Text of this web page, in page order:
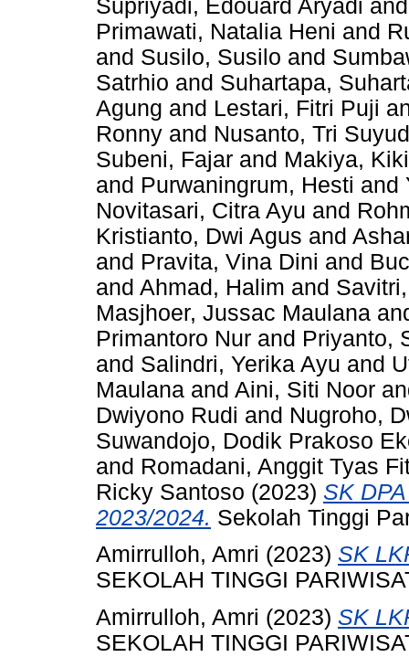
Supriyadi, Edouard Aryadi
Primawati, Natalia Heni and
and Susilo, Susilo and
Satrhio and Suhartapa,
Agung and Lestari, Fitri Puji
Ronny and Nusanto, Tri Suyud
Subeni, Fajar and Makiya,
and Purwaningrum, Hesti and
Novitasari, Citra Ayu and
Kristianto, Dwi Agus and
and Pravita, Vina Dini and
and Ahmad, Halim and
Masjhoer, Jussac Maulana
Primantoro Nur and Priyanto,
and Salindri, Yerika Ayu and
Maulana and Aini, Siti Noor
Dwiyono Rudi and Nugroho,
Suwandojo, Dodik Prakoso
and Romadani, Anggit Tyas
Ricky Santoso (2023) SK
2023/2024. Sekolah Tinggi
Amirrulloh, Amri (2023) SK
SEKOLAH TINGGI
Amirrulloh, Amri (2023) SK
SEKOLAH TINGGI